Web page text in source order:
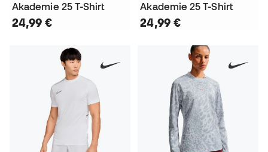
Akademie 25 T-Shirt
24,99 €
Akademie 25 T-Shirt
24,99 €